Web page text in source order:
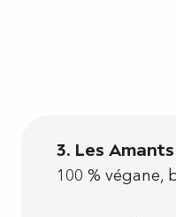
3. Les
100 % végane,